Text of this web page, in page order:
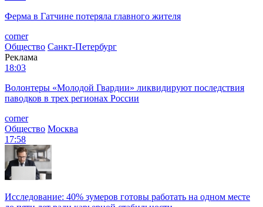
Ферма в Гатчине потеряла главного жителя
corner
Общество Санкт-Петербург
Реклама
18:03
Волонтеры «Молодой Гвардии» ликвидируют последствия
паводков в трех регионах России
corner
Общество Москва
17:58
Исследование: 40% зумеров готовы работать на одном месте